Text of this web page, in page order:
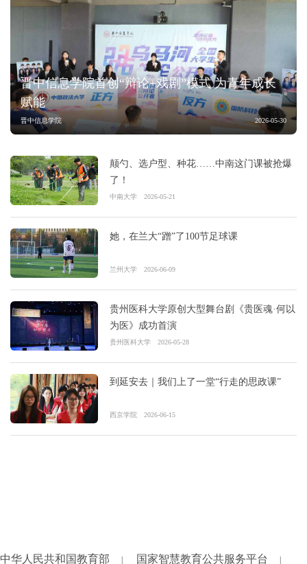
晋中信息学院首创“辩论+戏剧”模式 为青年成长
赋能
晋中信息学院 2026-05-30
颠勺、选户型、种花……中南这门课被抢爆
了！
中南大学 2026-05-21
她，在兰大“蹭”了100节足球课
兰州大学 2026-06-09
贵州医科大学原创大型舞台剧《贵医魂·何以
为医》成功首演
贵州医科大学 2026-05-28
到延安去｜我们上了一堂“行走的思政课”
西京学院 2026-06-15
中华人民共和国教育部 国家智慧教育公共服务平台